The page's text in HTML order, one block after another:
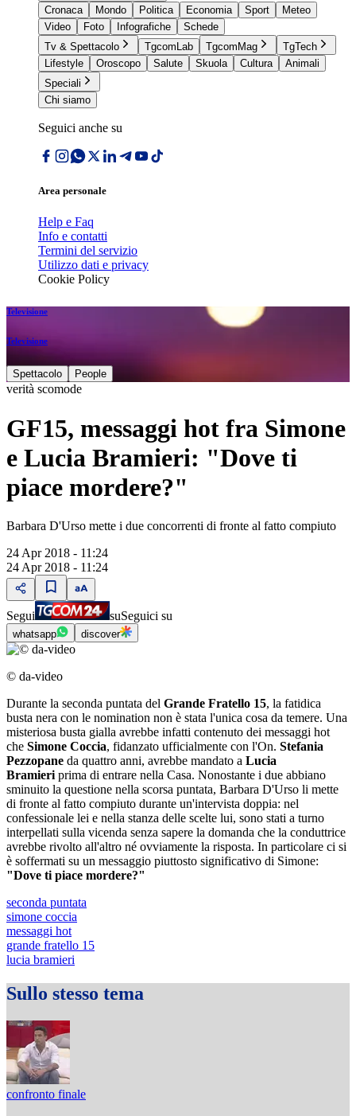
Cronaca
Mondo Politica Economia Sport
Meteo
Video
Foto Infografiche
Schede
Tv & Spettacolo
TgcomLab TgcomMag
TgTech
Lifestyle
Oroscopo Salute Skuola Cultura
Animali
Speciali
Chi siamo
Seguici anche su
Area personale
Help e Faq
Info e contatti
Termini del servizio
Utilizzo dati e privacy
Cookie Policy
Televisione
Televisione
Spettacolo People
verità scomode
GF15, messaggi hot fra Simone
e Lucia Bramieri: "Dove ti
piace mordere?"
Barbara D'Urso mette i due concorrenti di fronte al fatto compiuto
24 Apr 2018 - 11:24
24 Apr 2018 - 11:24
Segui suSeguici su
whatsapp discover
© da-video
Durante la seconda puntata del Grande Fratello 15, la fatidica
busta nera con le nomination non è stata l'unica cosa da temere. Una
misteriosa busta gialla avrebbe infatti contenuto dei messaggi hot
che Simone Coccia, fidanzato ufficialmente con l'On. Stefania
Pezzopane da quattro anni, avrebbe mandato a Lucia
Bramieri prima di entrare nella Casa. Nonostante i due abbiano
sminuito la questione nella scorsa puntata, Barbara D'Urso li mette
di fronte al fatto compiuto durante un'intervista doppia: nel
confessionale lei e nella stanza delle scelte lui, sono stati a turno
interpellati sulla vicenda senza sapere la domanda che la conduttrice
avrebbe rivolto all'altro né ovviamente la risposta. In particolare ci si
è soffermati su un messaggio piuttosto significativo di Simone:
"Dove ti piace mordere?"
seconda puntata
simone coccia
messaggi hot
grande fratello 15
lucia bramieri
Sullo stesso tema
confronto finale